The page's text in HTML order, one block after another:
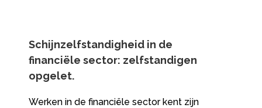
Schijnzelfstandigheid in de
financiële sector: zelfstandigen
opgelet.​
Werken in de financiële sector kent zijn